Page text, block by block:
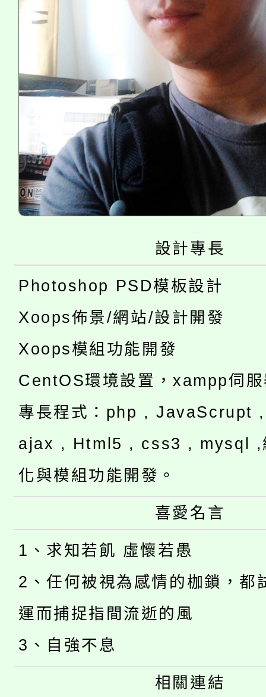
設計專長
Photoshop PSD模板設計
Xoops佈景/網站/設計開發
Xoops模組功能開發
CentOS環境設置，xampp伺
專長程式：php , JavaScrupt
ajax , Html5 , css3 , mysql ,
化與模組功能開發。
喜愛名言
1、求知若飢 虛懷若愚
2、任何被視為感情的枷鎖，都
運而捕捉指間流逝的風
3、自強不息
相關連結